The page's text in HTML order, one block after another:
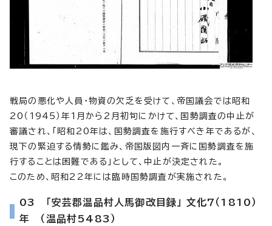
戦局の悪化や人員・物資の欠乏を受けて、帝国議会では昭和
20（1945）年1月から2月初旬にかけて、国勢調査の中止が
審議され、「昭和20年は、国勢調査を施行すべき年であるが、
現下の緊迫する情勢に鑑み、帝国版図内一斉に国勢調査を施
行することは困難である」として、中止が決定された。
このため、昭和22年には臨時国勢調査が実施された。
03 「安芸郡温品村人馬御改目録」 文化7（1810）
年 （温品村5483）